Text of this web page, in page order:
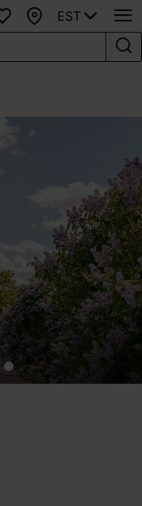
Lemmikud
Kaart
EST